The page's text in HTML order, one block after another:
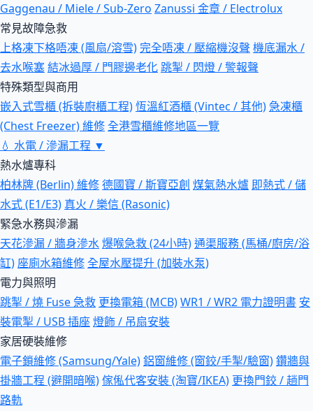
Gaggenau / Miele / Sub-Zero Zanussi 金章 / Electrolux
常見故障急救
上格凍下格唔凍 (風扇/溶雪)完全唔凍 / 壓縮機沒聲 機底漏水 /
去水喉塞結冰過厚 / 門膠邊老化跳掣 / 閃燈 / 警報聲
特殊類型與商用
嵌入式雪櫃 (拆裝廚櫃工程)恆溫紅酒櫃 (Vintec / 其他)急凍櫃
(Chest Freezer) 維修全港雪櫃維修地區一覽
💧 水電 / 滲漏工程 ▼
熱水爐專科
柏林牌 (Berlin) 維修德國寶 / 斯寶亞創 煤氣熱水爐 即熱式 / 儲
水式 (E1/E3) 真火 / 樂信 (Rasonic)
緊急水務與滲漏
天花滲漏 / 牆身滲水爆喉急救 (24小時)通渠服務 (馬桶/廚房/浴
缸) 座廁水箱維修全屋水壓提升 (加裝水泵)
電力與照明
跳掣 / 燒 Fuse 急救 更換電箱 (MCB)WR1 / WR2 電力證明書 安
裝電掣 / USB 插座燈飾 / 吊扇安裝
家居硬裝維修
電子鎖維修 (Samsung/Yale)鋁窗維修 (窗鉸/手掣/驗窗)鑽牆與
掛牆工程 (避開暗喉)傢俬代客安裝 (淘寶/IKEA) 更換門鉸 / 趟門
路軌